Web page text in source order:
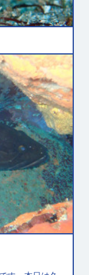
す。本日は伊
温15～16℃で